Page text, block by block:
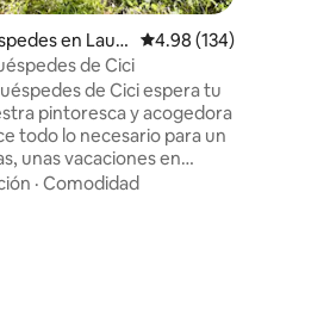
5; 140 evaluaciones
en Laur
Calificación promedio:
4.98 (134)
de Cici
de Cici espera tu
pintoresca y acogedora
todo lo necesario para un
unas vacaciones en
romántica! A
disfrutar
para personas solas,
· Comodidad